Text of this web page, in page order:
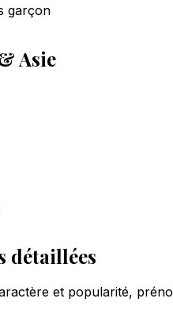
garçon
Asie
détaillées
et popularité,